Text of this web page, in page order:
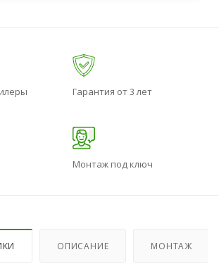
Гарантия от 3 лет
Монтаж под ключ
ОПИСАНИЕ МОНТАЖ